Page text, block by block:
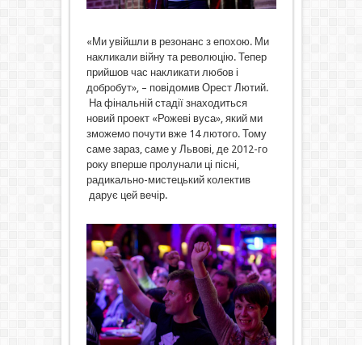
«Ми увійшли в резонанс з епохою. Ми
накликали війну та революцію. Тепер
прийшов час накликати любов і
добробут», – повідомив Орест Лютий.
На фінальній стадії знаходиться
новий проект «Рожеві вуса», який ми
зможемо почути вже 14 лютого. Тому
саме зараз, саме у Львові, де 2012-го
року вперше пролунали ці пісні,
радикально-мистецький колектив
дарує цей вечір.